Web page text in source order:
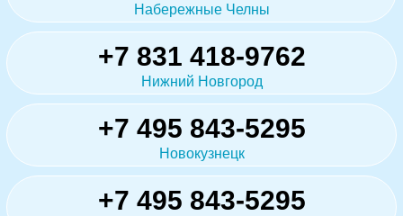
Набережные Челны
+7 831 418-9762
Нижний Новгород
+7 495 843-5295
Новокузнецк
+7 495 843-5295